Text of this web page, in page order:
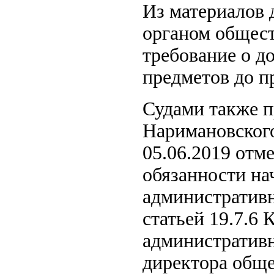
Из материалов
органом
требование о
предметов до
Судами также
05.06.2019
обязанности
статьей 19.7.6
директора